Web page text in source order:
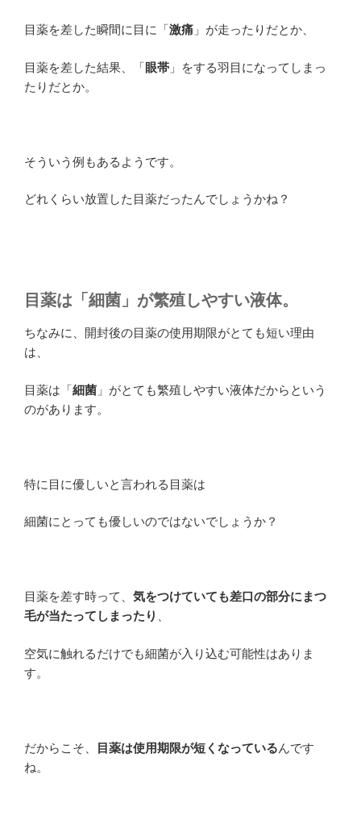
目薬を差した瞬間に目に「 激痛 」が走ったりだとか、
目薬を差した結果、「眼帯 」をする羽目になってしまっ
たりだとか。
そういう例もあるようです。
どれくらい放置した目薬だったんでしょうかね？
目薬は「細菌」が繁殖しやすい液体。
ちなみに、開封後の目薬の使用期限がとても短い理由
は、
目薬は「細菌 」がとても繁殖しやすい液体だからという
のがあります。
特に目に優しいと言われる目薬は
細菌にとっても優しいのではないでしょうか？
目薬を差す時って、 気をつけていても差口の部分にまつ
毛が当たってしまったり 、
空気に触れるだけでも細菌が入り込む可能性はありま
す。
だからこそ、 目薬は使用期限が短くなっているんです
ね。